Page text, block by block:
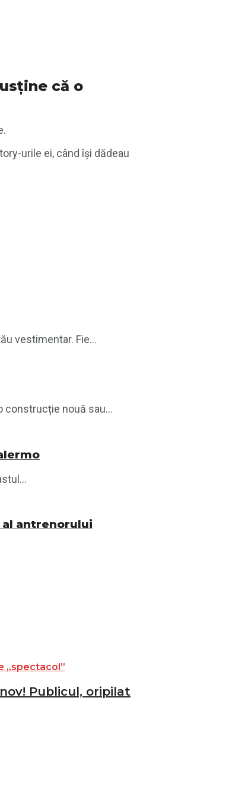
că o
urile ei, când își dădeau
vestimentar. Fie...
construcție nouă sau...
al antrenorului
Publicul, oripilat